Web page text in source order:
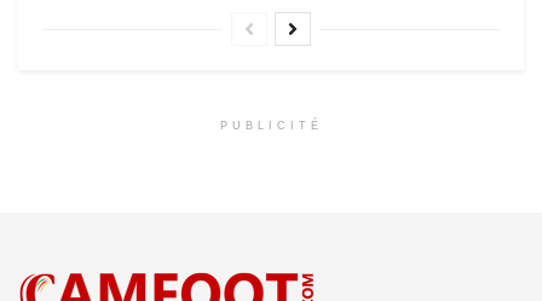
PUBLICITÉ